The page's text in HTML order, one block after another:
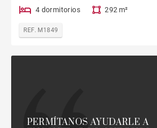
4 dormitorios 292 m²
REF. M1849
PERMÍTANOS AYUDARLE A